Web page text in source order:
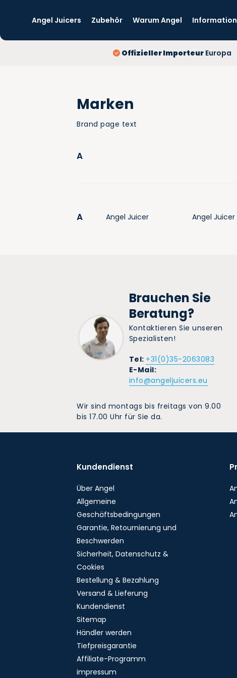
Angel Juicers Zubehör Warum Angel Information
Offizieller ImporteurEuropa
Marken
Brand page text
A
A Angel Juicer Angel Juicer
Brauchen Sie
Beratung?
Kontaktieren Sie unseren
Spezialisten!
Tel: +31(0)35-2063083
E-Mail:
info@angeljuicers.eu
Wir sind montags bis freitags von 9.00
bis 17.00 Uhr für Sie da.
Kundendienst
Über Angel
Allgemeine
Geschäftsbedingungen
Garantie, Retournierung und
Beschwerden
Sicherheit, Datenschutz &
Cookies
Bestellung & Bezahlung
Versand & Lieferung
Kundendienst
Sitemap
Händler werden
Tiefpreisgarantie
Affiliate-Programm
impressum